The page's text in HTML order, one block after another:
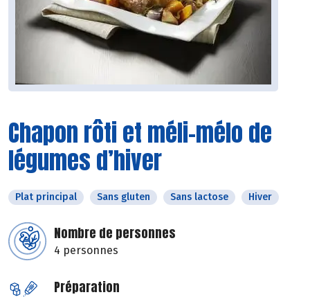
Chapon rôti et méli-mélo de
légumes d’hiver
Plat principal Sans gluten Sans lactose Hiver
Nombre de personnes
4 personnes
Préparation